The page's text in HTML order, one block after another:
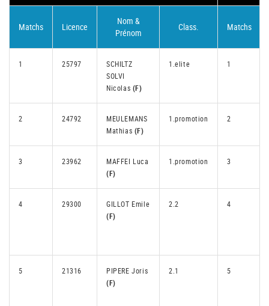
Matchs Licence
Nom &
Prénom
Class. Matchs
1 25797
SCHILTZ
SOLVI
Nicolas (F)
1.elite 1
2 24792
MEULEMANS
Mathias (F)
1.promotion 2
3 23962
MAFFEI Luca
(F)
1.promotion 3
4 29300
GILLOT Emile
(F)
2.2 4
5 21316
PIPERE Joris
(F)
2.1 5